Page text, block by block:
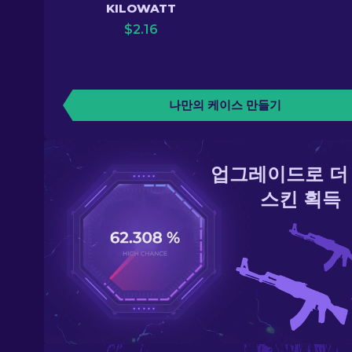
KILOWATT
$2.16
나만의 케이스 만들기
업그레이드로
스킨 획득